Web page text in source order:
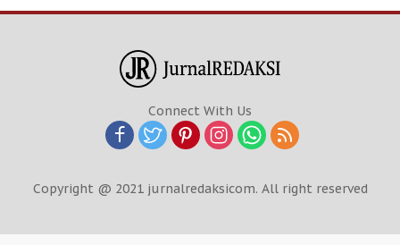
Connect With Us
Copyright @ 2021 jurnalredaksicom. All right reserved